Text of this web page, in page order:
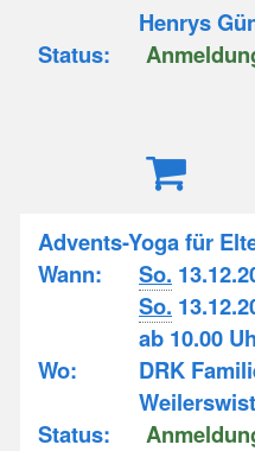
Henrys
Status:
Advents-Yoga für
Wann:
So.
So.
ab 10.00
Wo:
DRK
Status: